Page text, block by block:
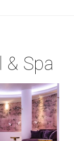
& Spa